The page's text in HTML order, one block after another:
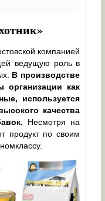
компанией
ведущую роль в
В производстве
организации как
используется
качества
Несмотря на
продукт по своим